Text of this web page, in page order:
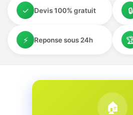
✓ Devis 100% gratuit 🔒
⚡ Reponse sous 24h
🏠